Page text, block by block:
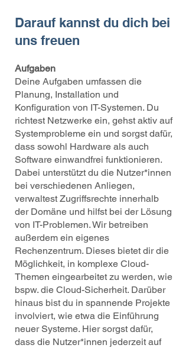
Darauf kannst du dich bei
uns freuen
Aufgaben
Deine Aufgaben umfassen die
Planung, Installation und
Konfiguration von IT-Systemen. Du
richtest Netzwerke ein, gehst aktiv auf
Systemprobleme ein und sorgst dafür,
dass sowohl Hardware als auch
Software einwandfrei funktionieren.
Dabei unterstützt du die Nutzer*innen
bei verschiedenen Anliegen,
verwaltest Zugriffsrechte innerhalb
der Domäne und hilfst bei der Lösung
von IT-Problemen. Wir betreiben
außerdem ein eigenes
Rechenzentrum. Dieses bietet dir die
Möglichkeit, in komplexe Cloud-
Themen eingearbeitet zu werden, wie
bspw. die Cloud-Sicherheit. Darüber
hinaus bist du in spannende Projekte
involviert, wie etwa die Einführung
neuer Systeme. Hier sorgst dafür,
dass die Nutzer*innen jederzeit auf